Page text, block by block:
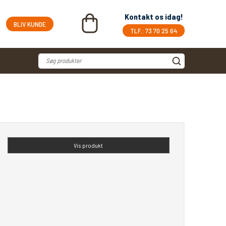
BLIV KUNDE
Kontakt os idag!
TLF.: 73 70 25 64
Vis produkt